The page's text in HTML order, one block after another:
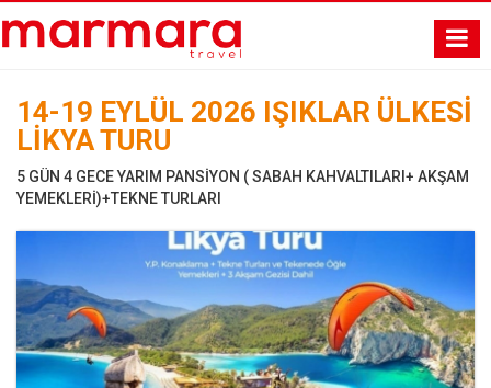
14-19 EYLÜL 2026 IŞIKLAR ÜLKESİ
LİKYA TURU
5 GÜN 4 GECE YARIM PANSİYON ( SABAH KAHVALTILARI+ AKŞAM
YEMEKLERİ)+TEKNE TURLARI